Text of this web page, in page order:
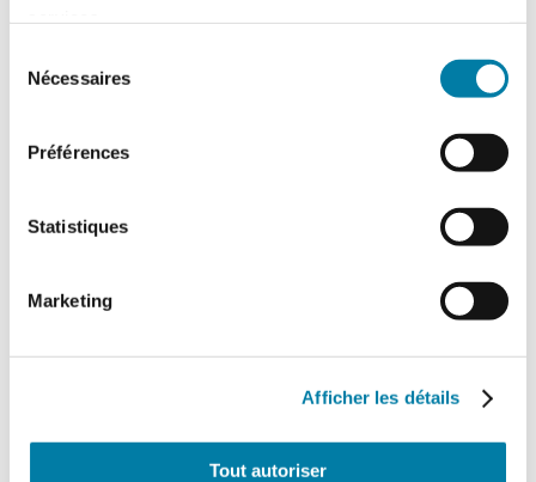
Nécessaires
Préférences
Statistiques
Marketing
Afficher les détails
Tout autoriser
Site internet
Produits à la une